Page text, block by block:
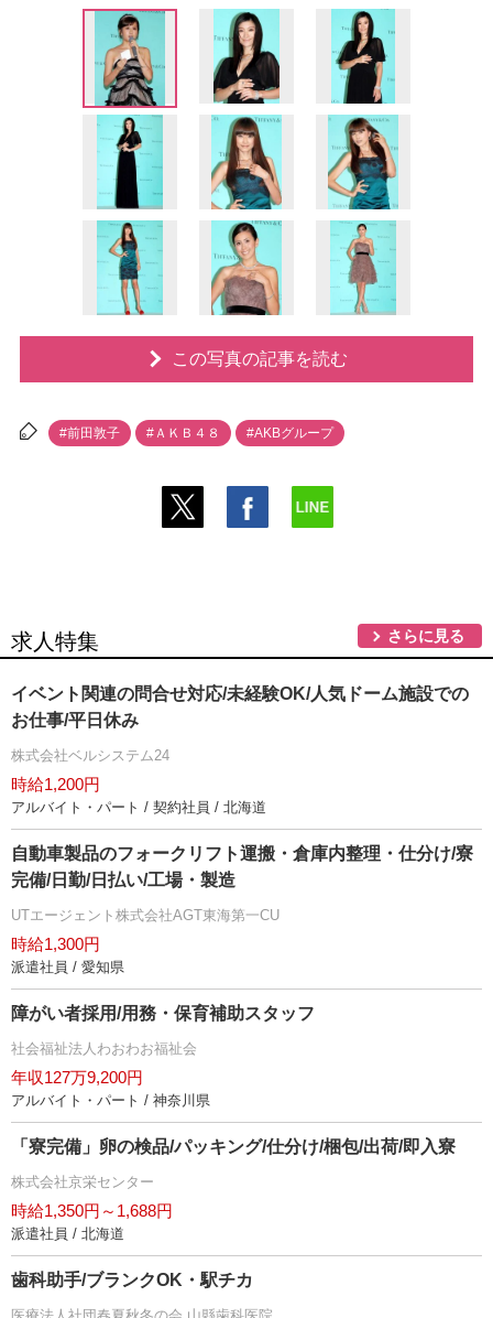
この写真の記事を読む
#前田敦子 #ＡＫＢ４８ #AKBグループ
求人特集 さらに見る
イベント関連の問合せ対応/未経験OK/人気ドーム施設での
お仕事/平日休み
株式会社ベルシステム24
時給1,200円
アルバイト・パート / 契約社員 / 北海道
自動車製品のフォークリフト運搬・倉庫内整理・仕分け/寮
完備/日勤/日払い/工場・製造
UTエージェント株式会社AGT東海第一CU
時給1,300円
派遣社員 / 愛知県
障がい者採用/用務・保育補助スタッフ
社会福祉法人わおわお福祉会
年収127万9,200円
アルバイト・パート / 神奈川県
「寮完備」卵の検品/パッキング/仕分け/梱包/出荷/即入寮
株式会社京栄センター
時給1,350円～1,688円
派遣社員 / 北海道
歯科助手/ブランクOK・駅チカ